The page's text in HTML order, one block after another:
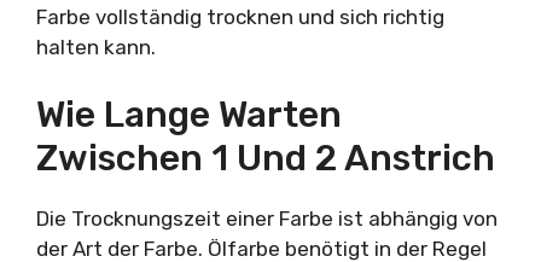
Farbe vollständig trocknen und sich richtig
halten kann.
Wie Lange Warten
Zwischen 1 Und 2 Anstrich
Die Trocknungszeit einer Farbe ist abhängig von
der Art der Farbe. Ölfarbe benötigt in der Regel